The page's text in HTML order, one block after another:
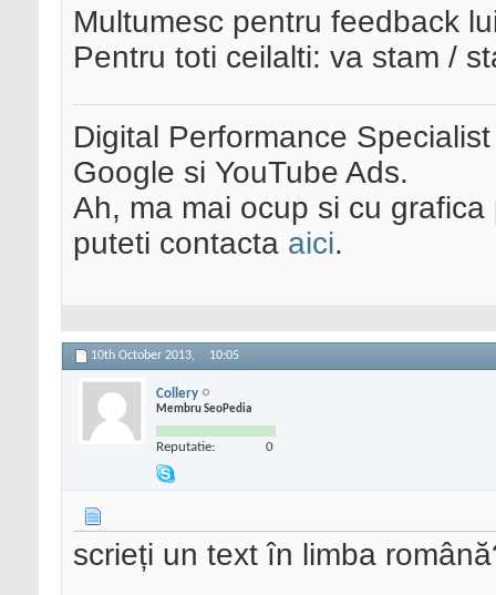
Multumesc pentru feedback
Pentru toti ceilalti: va stam /
Digital Performance
Google si YouTube Ads.
Ah, ma mai ocup si cu
puteti contacta aici.
10th October 2013, 10:05
Collery
Membru SeoPedia
Reputatie: 0
scrieți un text în limba